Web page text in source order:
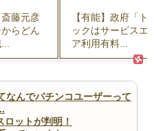
藤元彦
らどん
【有能】政府「ト
ックはサービスエ
ア利用有料...
なんでパチンコユーザーって
ットが判明！